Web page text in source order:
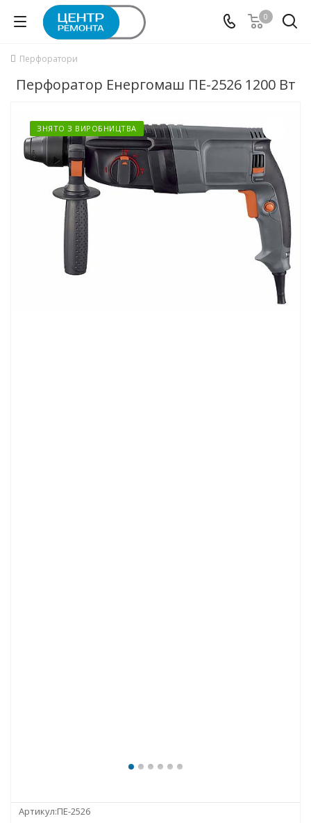
0
Перфоратори
Перфоратор Енергомаш ПЕ-2526 1200 Вт
ЗНЯТО З ВИРОБНИЦТВА
Артикул:ПЕ-2526